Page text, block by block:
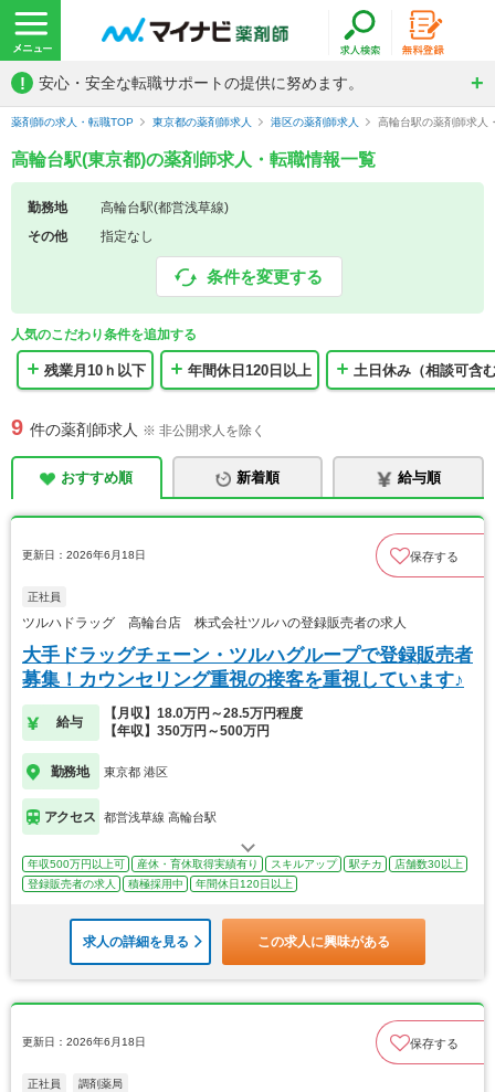
! 安心・安全な転職サポートの提供に努めます。
薬剤師の求人・転職TOP 東京都の薬剤師求人 港区の薬剤師求人 高輪台駅の薬剤師求人
高輪台駅(東京都)の薬剤師求人・転職情報一覧
勤務地
高輪台駅(都営浅草線)
その他
指定なし
条件を変更する
人気のこだわり条件を追加する
残業月10ｈ以下 年間休日120日以上 土日休み（相談可含
9 件の薬剤師求人 ※ 非公開求人を除く
おすすめ順 新着順 給与順
更新日：2026年6月18日 保存する
正社員
ツルハドラッグ 高輪台店 株式会社ツルハの登録販売者の求人
大手ドラッグチェーン・ツルハグループで登録販売者
募集！カウンセリング重視の接客を重視しています♪
給与
【月収】18.0万円～28.5万円程度
【年収】350万円～500万円
勤務地 東京都 港区
アクセス 都営浅草線 高輪台駅
年収500万円以上可 産休・育休取得実績有り スキルアップ 駅チカ
店舗数30以上
登録販売者の求人
積極採用中 年間休日120日以上
求人の詳細を見る この求人に興味がある
更新日：2026年6月18日 保存する
正社員 調剤薬局